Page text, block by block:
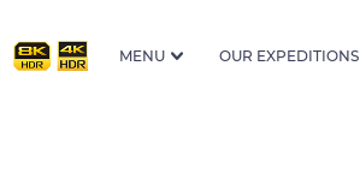
MENU OUR EXPEDITIONS